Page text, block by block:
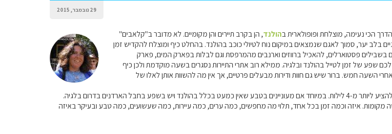
29 נובמבר, 2015
הכי נעימה, מוצלחת ופופולארית בהולנד, הן בקרב תיירים והן מקומיים. לא מדובר ב"קלאבים"
בלב יער, סמוך לאגם שנמצאים במיקום נוח לטיולי כוכב בהולנד. בהחלט כיף ומוצלח להקדיש זמן
בשבילים פסטוארלים, להאכיל ברווזים וארנבים מהמרפסת וגם לבלות בפארק המים, פארק
שפע של זמן לטייל בהולנד ובלגיה. ממילא רוב אתרי התיירות נסגרים בשעה מוקדמת ולכן כיף
השעה חמש. ברור שיש גם חוות ודירות מבעלים פרטיים, אך אין מה להשוות אותן לאלו של
יש מה להציע ליותר מ-4 לילות. במיוחד אם מעוניינים בטבע שאין כמעט בכלל בהולנד ויש בשפע בחבל הארדנים בדרום בלגיה.
מקומות. איזה וכמה זמן בכל אחד, תלוי מה מחפשים, כמה ערים, כמה עיירות, כמה שעשועים, כמה טבע ובעיקר באיזה